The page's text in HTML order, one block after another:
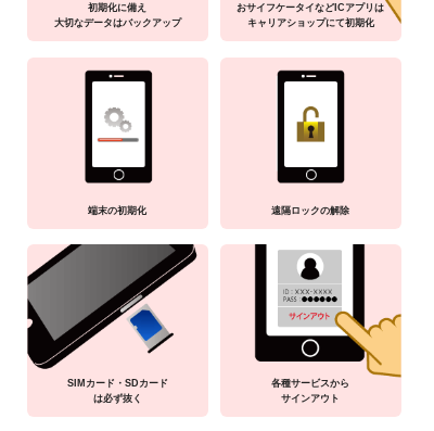
初期化に備え
大切なデータはバックアップ
おサイフケータイなどICアプリは
キャリアショップにて初期化
端末の初期化 遠隔ロックの解除
SIMカード・SDカード
は必ず抜く
各種サービスから
サインアウト